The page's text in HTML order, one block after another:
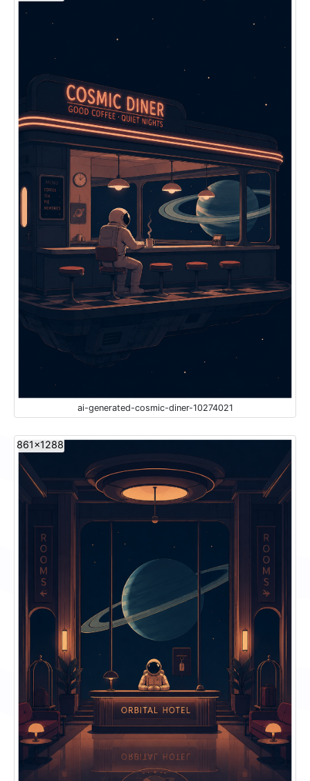
ai-generated-cosmic-diner-10274021
861x1288